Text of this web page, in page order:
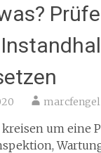
marcfengel
um eine